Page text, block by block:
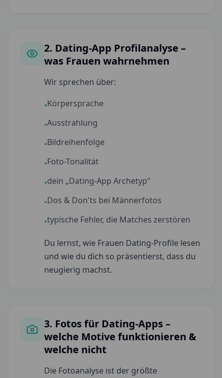
2. Dating-App Profilanalyse –
was Frauen wahrnehmen
Wir sprechen über:
•Körpersprache
•Ausstrahlung
•Bildreihenfolge
•Foto-Tonalität
•dein „Dating-App Archetyp"
•Dos & Don'ts bei Männerfotos
•typische Fehler, die Matches zerstören
Du lernst, wie Frauen Dating-Profile lesen
und wie du dich so präsentierst, dass du
neugierig machst.
3. Fotos für Dating-Apps –
welche Motive funktionieren &
welche nicht
Die Fotoanalyse ist der größte